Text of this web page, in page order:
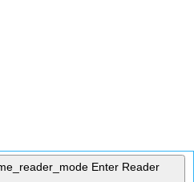
Enter Reader